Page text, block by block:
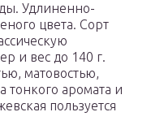
Удлиненно-
цвета. Сорт
и вес до 140 г.
матовостью,
тонкого аромата и
пользуется